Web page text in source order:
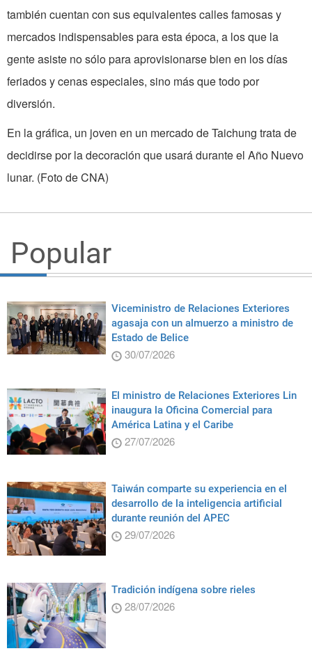
también cuentan con sus equivalentes calles famosas y
mercados indispensables para esta época, a los que la
gente asiste no sólo para aprovisionarse bien en los días
feriados y cenas especiales, sino más que todo por
diversión.
En la gráfica, un joven en un mercado de Taichung trata de
decidirse por la decoración que usará durante el Año Nuevo
lunar. (Foto de CNA)
Popular
Viceministro de Relaciones Exteriores
agasaja con un almuerzo a ministro de
Estado de Belice
30/07/2026
El ministro de Relaciones Exteriores Lin
inaugura la Oficina Comercial para
América Latina y el Caribe
27/07/2026
Taiwán comparte su experiencia en el
desarrollo de la inteligencia artificial
durante reunión del APEC
29/07/2026
Tradición indígena sobre rieles
28/07/2026